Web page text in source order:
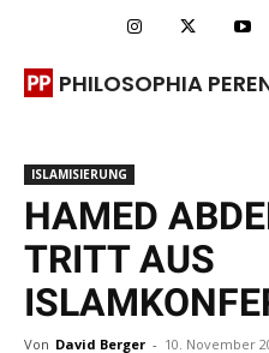
PHILOSOPHIA
ISLAMISIERUNG
HAMED
TRITT AUS
Von David Berger - 10. November